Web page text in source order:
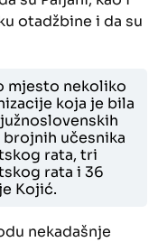
otadžbine i da su
mjesto nekoliko
koja je bila
učesnika
rata, tri
rata i 36
Kojić.
nekadašnje